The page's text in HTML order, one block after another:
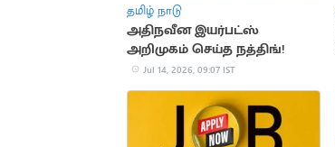
தமிழ் நாடு
அதிநவீன இயர்பட்ஸ்
அறிமுகம் செய்த நத்திங்!
Jul 14, 2026, 09:07 IST